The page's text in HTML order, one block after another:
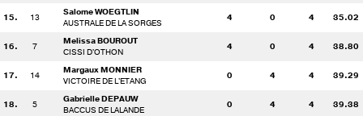
15. 13
Salome WOEGTLIN
AUSTRALE DE LA SORGES
4 0 4 35.02
16. 7
Melissa BOUROUT
CISSI D'OTHON
4 0 4 38.80
17. 14
Margaux MONNIER
VICTOIRE DE L'ETANG
0 4 4 39.29
18. 5
Gabrielle DEPAUW
BACCUS DE LALANDE
0 4 4 39.38